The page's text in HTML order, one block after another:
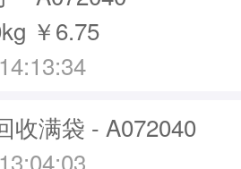
￥6.75
收满袋 - A072040